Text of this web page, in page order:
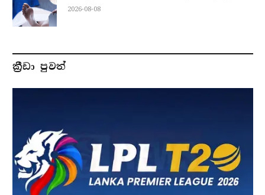
2026-08-08
ක්‍රීඩා පුවත්